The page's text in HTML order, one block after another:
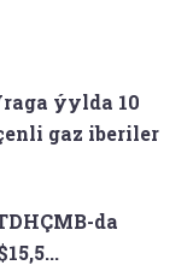
ýylda 10
gaz iberiler
da